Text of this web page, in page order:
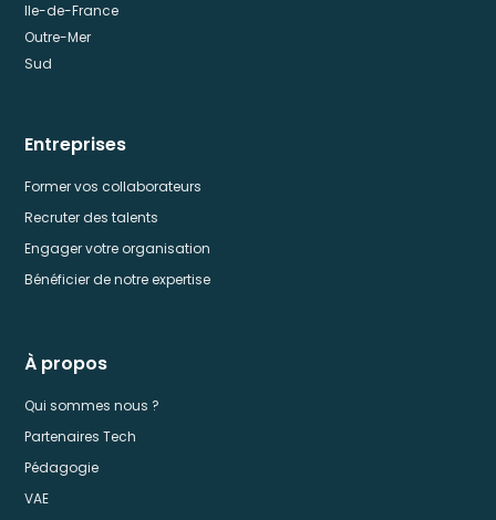
Ile-de-France
Outre-Mer
Sud
Entreprises
Former vos collaborateurs
Recruter des talents
Engager votre organisation
Bénéficier de notre expertise
À propos
Qui sommes nous ?
Partenaires Tech
Pédagogie
VAE